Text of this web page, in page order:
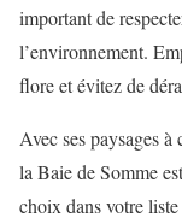
important de
l’environnement.
flore et évitez de
Avec ses paysages
la Baie de Somme
choix dans votre liste